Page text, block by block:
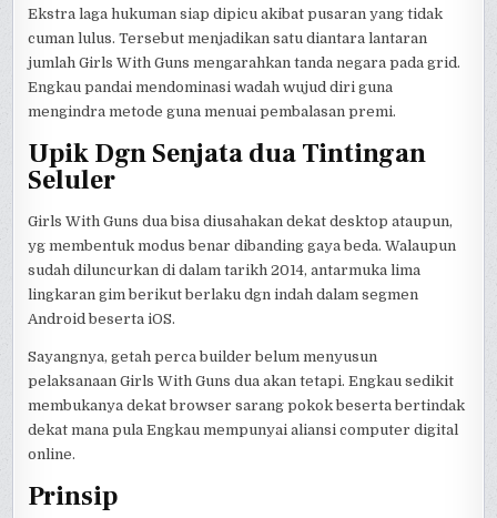
Ekstra laga hukuman siap dipicu akibat pusaran yang tidak
cuman lulus. Tersebut menjadikan satu diantara lantaran
jumlah Girls With Guns mengarahkan tanda negara pada grid.
Engkau pandai mendominasi wadah wujud diri guna
mengindra metode guna menuai pembalasan premi.
Upik Dgn Senjata dua Tintingan
Seluler
Girls With Guns dua bisa diusahakan dekat desktop ataupun,
yg membentuk modus benar dibanding gaya beda. Walaupun
sudah diluncurkan di dalam tarikh 2014, antarmuka lima
lingkaran gim berikut berlaku dgn indah dalam segmen
Android beserta iOS.
Sayangnya, getah perca builder belum menyusun
pelaksanaan Girls With Guns dua akan tetapi. Engkau sedikit
membukanya dekat browser sarang pokok beserta bertindak
dekat mana pula Engkau mempunyai aliansi computer digital
online.
Prinsip